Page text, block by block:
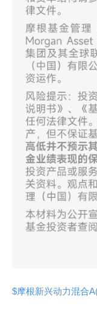
$摩根新兴动力混合